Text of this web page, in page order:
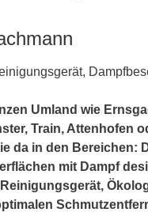
Umland wie
Train, Attenhofen
da in den Bereichen:
mit Dampf